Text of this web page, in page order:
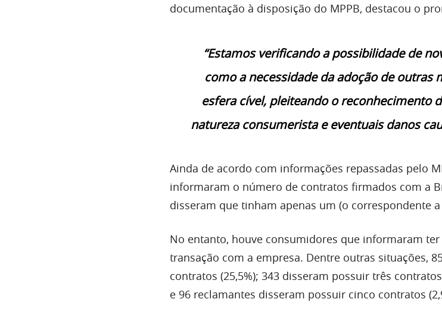
documentação à disposição do MPPB, destacou o
“Estamos verificando a possibilidade de
como a necessidade da adoção de outras
esfera cível, pleiteando o reconhecimento
natureza consumerista e eventuais danos
Ainda de acordo com informações repassadas pelo
informaram o número de contratos firmados com a
disseram que tinham apenas um (o correspondente
No entanto, houve consumidores que informaram
transação com a empresa. Dentre outras situações,
contratos (25,5%); 343 disseram possuir três contratos
e 96 reclamantes disseram possuir cinco contratos